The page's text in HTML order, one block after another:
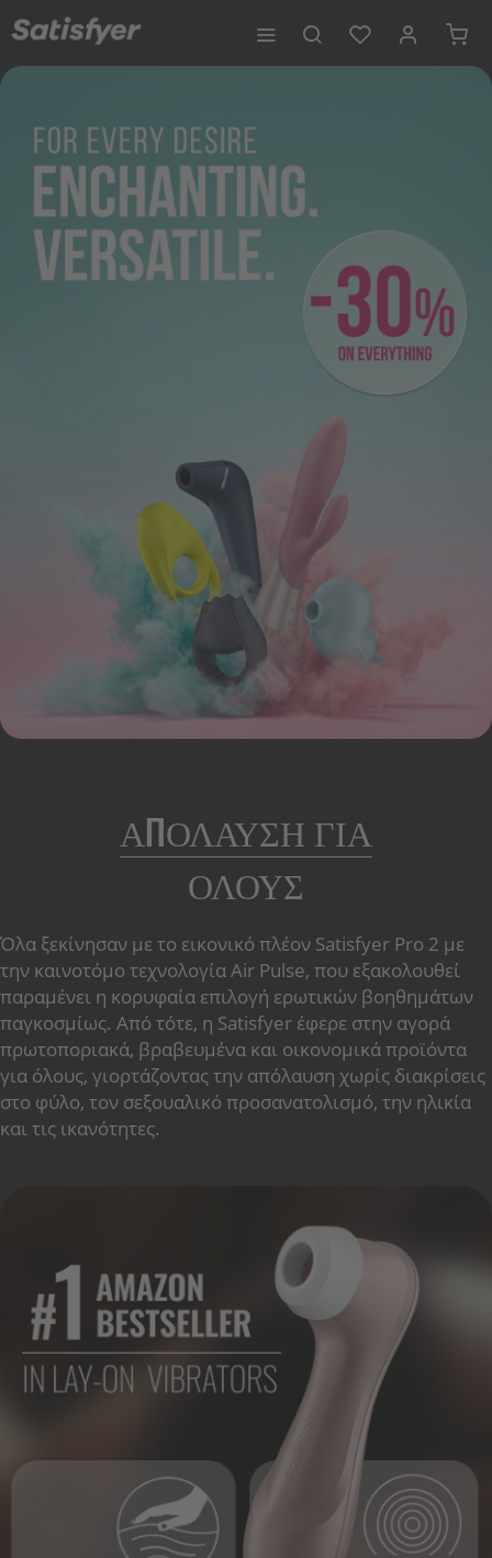
ΑΠΌΛΑΥΣΗ ΓΙΑ
ΌΛΟΥΣ
Όλα ξεκίνησαν με το εικονικό πλέον Satisfyer Pro 2 με
την καινοτόμο τεχνολογία Air Pulse, που εξακολουθεί
παραμένει η κορυφαία επιλογή ερωτικών βοηθημάτων
παγκοσμίως. Από τότε, η Satisfyer έφερε στην αγορά
πρωτοποριακά, βραβευμένα και οικονομικά προϊόντα
για όλους, γιορτάζοντας την απόλαυση χωρίς διακρίσεις
στο φύλο, τον σεξουαλικό προσανατολισμό, την ηλικία
και τις ικανότητες.